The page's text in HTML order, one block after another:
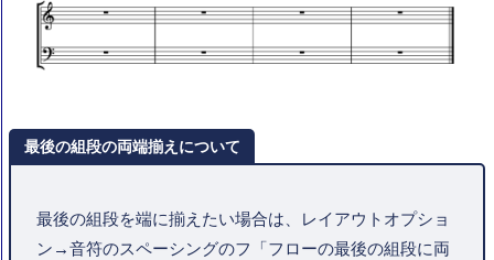
最後の組段の両端揃えについて
最後の組段を端に揃えたい場合は、レイアウトオプショ
ン→音符のスペーシングのフ「フローの最後の組段に両